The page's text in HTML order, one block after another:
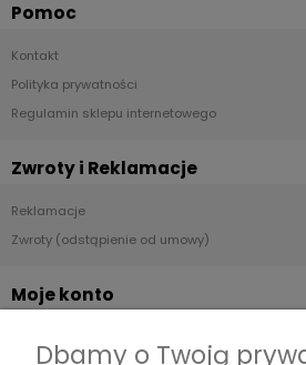
Pomoc
Kontakt
Polityka prywatności
Regulamin sklepu internetowego
Zwroty i Reklamacje
Reklamacje
Zwroty (odstąpienie od umowy)
Moje konto
Dbamy o Twoją